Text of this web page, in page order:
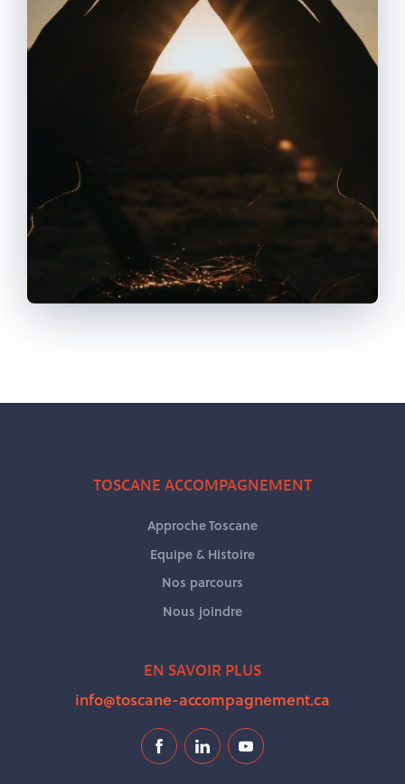
TOSCANE ACCOMPAGNEMENT
Approche Toscane
Equipe & Histoire
Nos parcours
Nous joindre
EN SAVOIR PLUS
info@toscane-accompagnement.ca